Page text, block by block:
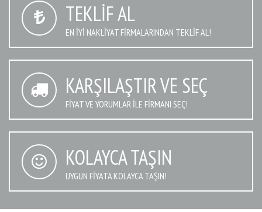
TEKLIF AL
EN IYI NAKLIYAT FIRMALARINDAN TEKLIF AL!
KARŞILAŞTIR VE SEÇ
FIYAT VE YORUMLAR İLE FIRMANI SEÇ!
KOLAYCA TAŞIN
UYGUN FIYATA KOLAYCA TAŞIN!